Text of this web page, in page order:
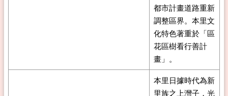
都市計畫道路重新
調整區界。本里文
化特色著重於「區
花區樹看行善計
畫」。
本里日據時代為新
里族之上灣子，光